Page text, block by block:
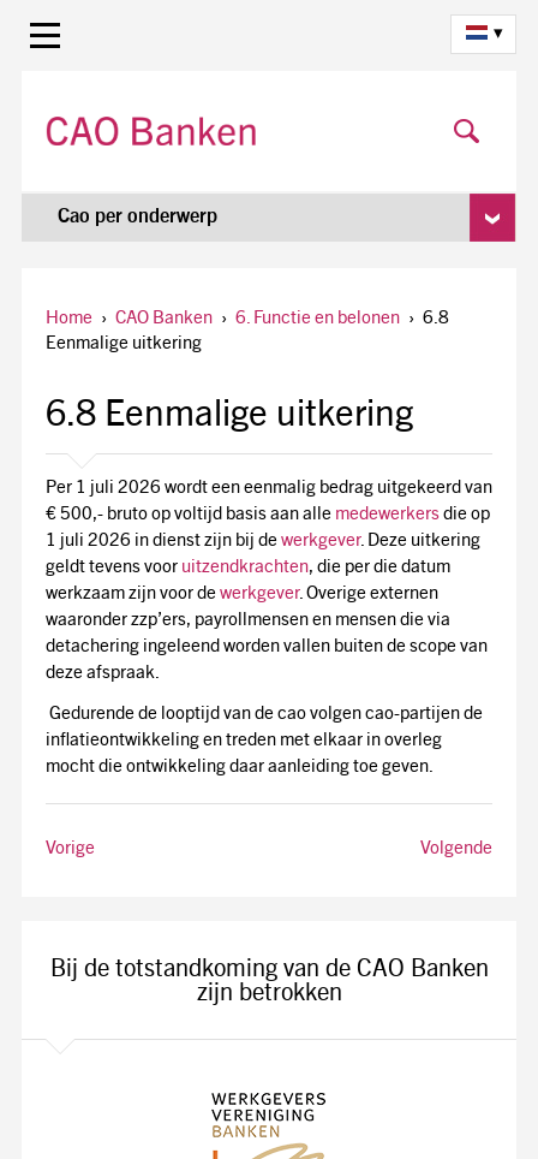
▾
Cao per onderwerp
Home › CAO Banken › 6. Functie en belonen › 6.8
Eenmalige uitkering
6.8 Eenmalige uitkering
Per 1 juli 2026 wordt een eenmalig bedrag uitgekeerd van
€ 500,- bruto op voltijd basis aan alle medewerkersdie op
1 juli 2026 in dienst zijn bij de werkgever. Deze uitkering
geldt tevens voor uitzendkrachten, die per die datum
werkzaam zijn voor de werkgever. Overige externen
waaronder zzp’ers, payrollmensen en mensen die via
detachering ingeleend worden vallen buiten de scope van
deze afspraak.
Gedurende de looptijd van de cao volgen cao-partijen de
inflatieontwikkeling en treden met elkaar in overleg
mocht die ontwikkeling daar aanleiding toe geven.
Vorige Volgende
Bij de totstandkoming van de CAO Banken
zijn betrokken